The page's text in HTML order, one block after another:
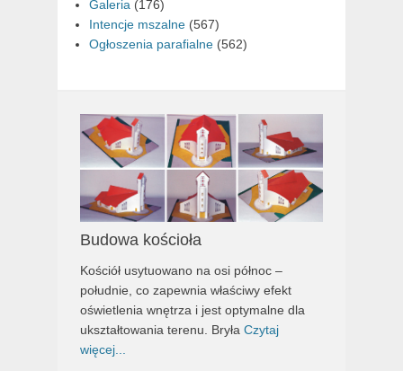
Galeria (176)
Intencje mszalne (567)
Ogłoszenia parafialne (562)
Budowa kościoła
Kościół usytuowano na osi północ –
południe, co zapewnia właściwy efekt
oświetlenia wnętrza i jest optymalne dla
ukształtowania terenu. Bryła Czytaj
więcej...